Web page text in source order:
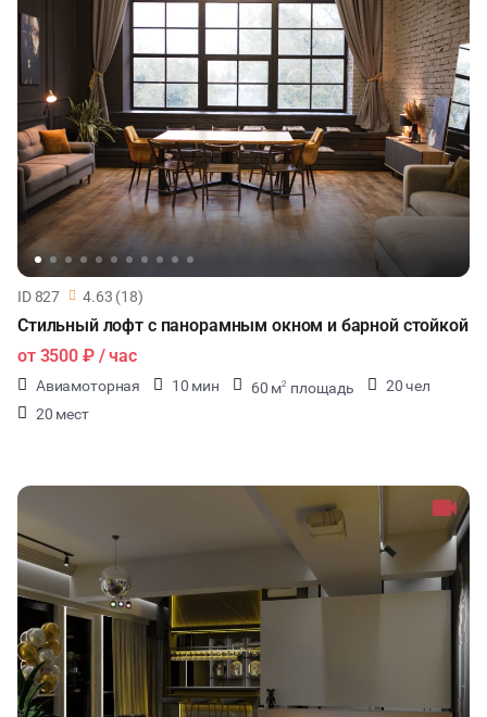
ID 827 4.63 (18)
Стильный лофт с панорамным окном и барной стойкой
от 3500 ₽/ час
Авиамоторная 10 мин 60 м2 площадь
20 чел
20 мест